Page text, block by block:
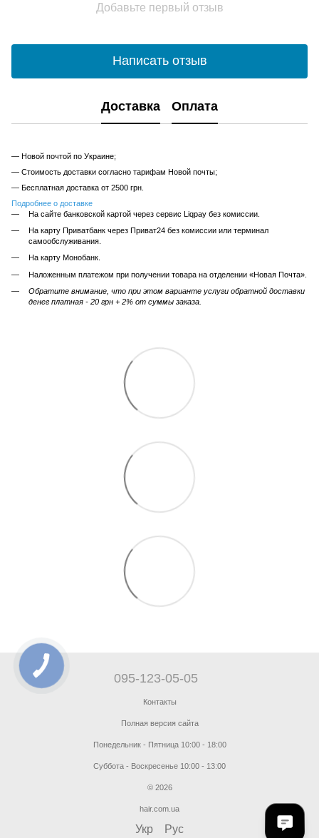
Добавьте первый отзыв
Написать отзыв
Доставка Оплата
— Новой почтой по Украине;
— Стоимость доставки согласно тарифам Новой почты;
— Бесплатная доставка от 2500 грн.
Подробнее о доставке
На сайте банковской картой через сервис Liqpay без комиссии.
На карту Приватбанк через Приват24 без комиссии или терминал
самообслуживания.
На карту Монобанк.
Наложенным платежом при получении товара на отделении «Новая Почта».
Обратите внимание, что при этом варианте услуги обратной доставки
денег платная - 20 грн + 2% от суммы заказа.
095-123-05-05
Контакты
Полная версия сайта
Понедельник - Пятница 10:00 - 18:00
Суббота - Воскресенье 10:00 - 13:00
© 2026
hair.com.ua
Укр Рус